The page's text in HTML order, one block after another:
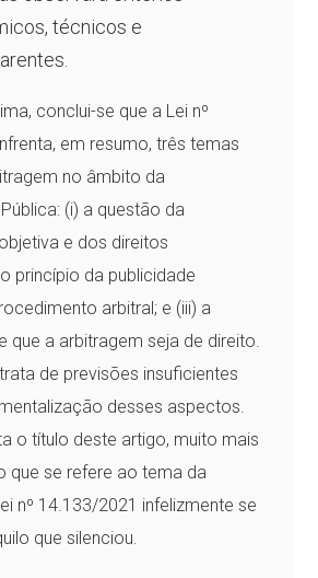
técnicos e
conclui-se que a Lei nº
em resumo, três temas
no âmbito da
(i) a questão da
e dos direitos
princípio da publicidade
arbitral; e (iii) a
que a arbitragem seja de direito.
de previsões insuficientes
desses aspectos.
o título deste artigo, muito mais
que se refere ao tema da
nº 14.133/2021 infelizmente se
que silenciou.